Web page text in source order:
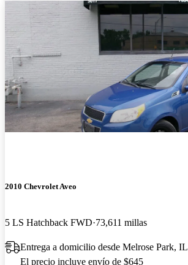
2010 Chevrolet Aveo
5 LS Hatchback FWD 73,611 millas
Entrega a domicilio desde Melrose Park, IL
El precio incluye envío de $645